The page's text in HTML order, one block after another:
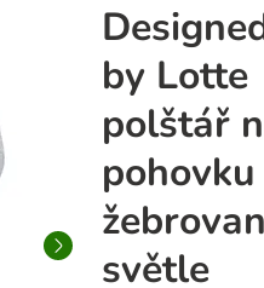
by Lotte
polštář
pohovku
světle